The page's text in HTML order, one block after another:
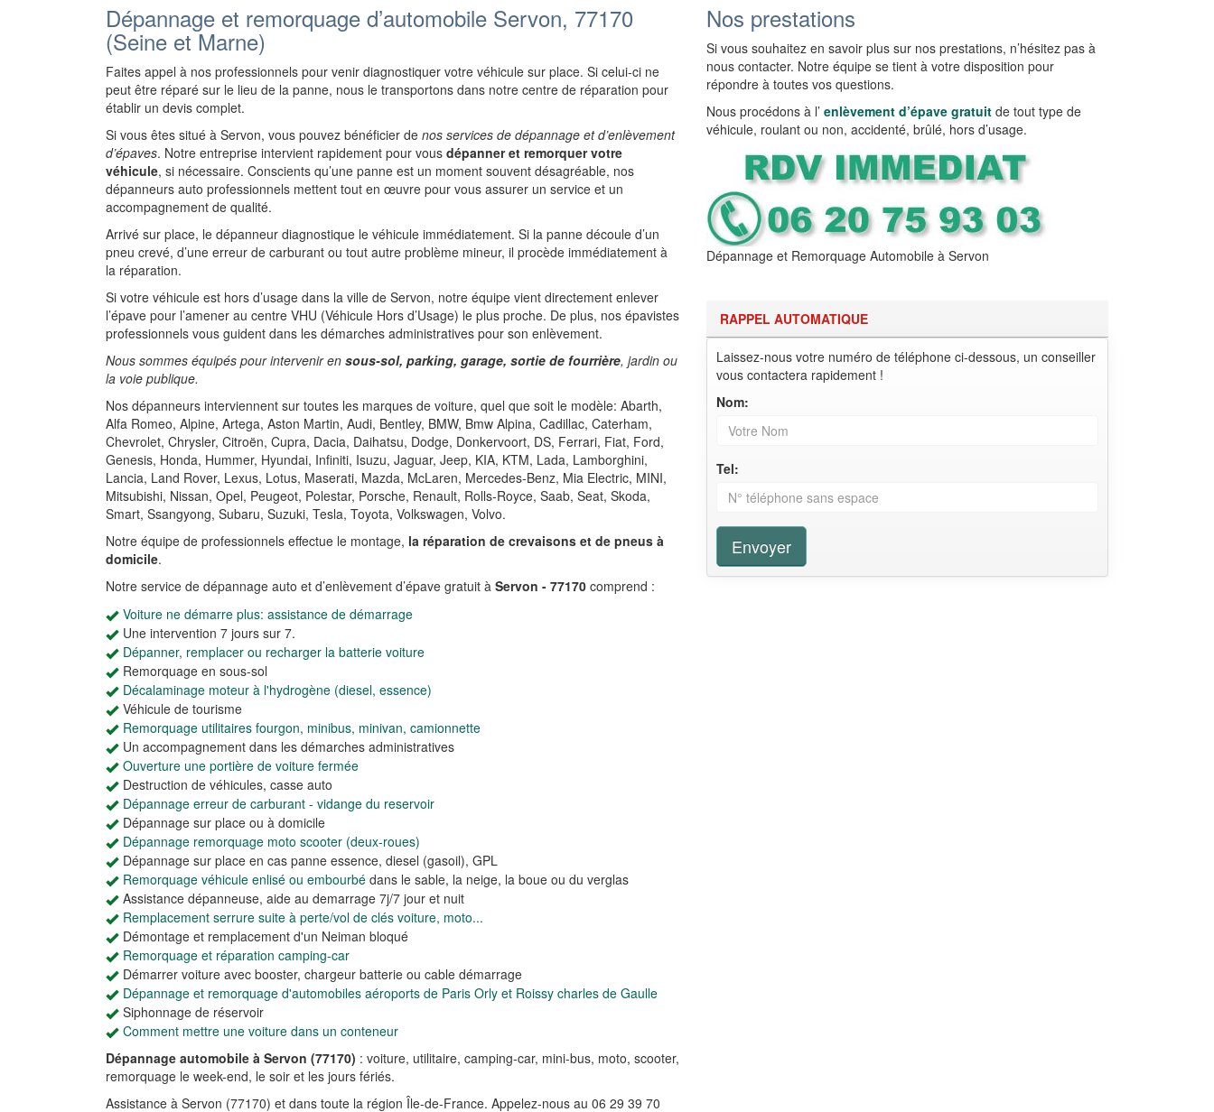
Dépannage et remorquage d’automobile Servon, 77170
(Seine et Marne)
Faites appel à nos professionnels pour venir diagnostiquer votre véhicule sur place. Si celui-ci ne
peut être réparé sur le lieu de la panne, nous le transportons dans notre centre de réparation pour
établir un devis complet.
Si vous êtes situé à Servon, vous pouvez bénéficier de nos services de dépannage et d’enlèvement
d’épaves. Notre entreprise intervient rapidement pour vous dépanner et remorquer votre
véhicule, si nécessaire. Conscients qu’une panne est un moment souvent désagréable, nos
dépanneurs auto professionnels mettent tout en œuvre pour vous assurer un service et un
accompagnement de qualité.
Arrivé sur place, le dépanneur diagnostique le véhicule immédiatement. Si la panne découle d’un
pneu crevé, d’une erreur de carburant ou tout autre problème mineur, il procède immédiatement à
la réparation.
Si votre véhicule est hors d’usage dans la ville de Servon, notre équipe vient directement enlever
l’épave pour l’amener au centre VHU (Véhicule Hors d’Usage) le plus proche. De plus, nos épavistes
professionnels vous guident dans les démarches administratives pour son enlèvement.
Nous sommes équipés pour intervenir en sous-sol, parking, garage, sortie de fourrière, jardin ou
la voie publique.
Nos dépanneurs interviennent sur toutes les marques de voiture, quel que soit le modèle: Abarth,
Alfa Romeo, Alpine, Artega, Aston Martin, Audi, Bentley, BMW, Bmw Alpina, Cadillac, Caterham,
Chevrolet, Chrysler, Citroën, Cupra, Dacia, Daihatsu, Dodge, Donkervoort, DS, Ferrari, Fiat, Ford,
Genesis, Honda, Hummer, Hyundai, Infiniti, Isuzu, Jaguar, Jeep, KIA, KTM, Lada, Lamborghini,
Lancia, Land Rover, Lexus, Lotus, Maserati, Mazda, McLaren, Mercedes-Benz, Mia Electric, MINI,
Mitsubishi, Nissan, Opel, Peugeot, Polestar, Porsche, Renault, Rolls-Royce, Saab, Seat, Skoda,
Smart, Ssangyong, Subaru, Suzuki, Tesla, Toyota, Volkswagen, Volvo.
Notre équipe de professionnels effectue le montage, la réparation de crevaisons et de pneus à
domicile.
Notre service de dépannage auto et d’enlèvement d’épave gratuit à Servon - 77170 comprend :
Voiture ne démarre plus: assistance de démarrage
Une intervention 7 jours sur 7.
Dépanner, remplacer ou recharger la batterie voiture
Remorquage en sous-sol
Décalaminage moteur à l'hydrogène (diesel, essence)
Véhicule de tourisme
Remorquage utilitaires fourgon, minibus, minivan, camionnette
Un accompagnement dans les démarches administratives
Ouverture une portière de voiture fermée
Destruction de véhicules, casse auto
Dépannage erreur de carburant - vidange du reservoir
Dépannage sur place ou à domicile
Dépannage remorquage moto scooter (deux-roues)
Dépannage sur place en cas panne essence, diesel (gasoil), GPL
Remorquage véhicule enlisé ou embourbé dans le sable, la neige, la boue ou du verglas
Assistance dépanneuse, aide au demarrage 7j/7 jour et nuit
Remplacement serrure suite à perte/vol de clés voiture, moto...
Démontage et remplacement d'un Neiman bloqué
Remorquage et réparation camping-car
Démarrer voiture avec booster, chargeur batterie ou cable démarrage
Dépannage et remorquage d'automobiles aéroports de Paris Orly et Roissy charles de Gaulle
Siphonnage de réservoir
Comment mettre une voiture dans un conteneur
Dépannage automobile à Servon (77170) : voiture, utilitaire, camping-car, mini-bus, moto, scooter,
remorquage le week-end, le soir et les jours fériés.
Assistance à Servon (77170) et dans toute la région Île-de-France. Appelez-nous au 06 29 39 70
Nos prestations
Si vous souhaitez en savoir plus sur nos prestations, n’hésitez pas à
nous contacter. Notre équipe se tient à votre disposition pour
répondre à toutes vos questions.
Nous procédons à l’ enlèvement d’épave gratuit de tout type de
véhicule, roulant ou non, accidenté, brûlé, hors d’usage.
Dépannage et Remorquage Automobile à Servon
RAPPEL AUTOMATIQUE
Laissez-nous votre numéro de téléphone ci-dessous, un conseiller
vous contactera rapidement !
Nom:
Tel:
Envoyer